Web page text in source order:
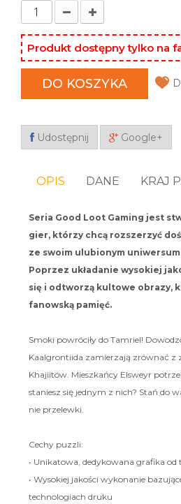
Produkt dostępny tylko na
DO KOSZYKA
Udostępnij Google+
OPIS DANE KRAJ
Seria Good Loot Gaming jest
gier, którzy chcą rozszerzyć
ze swoim ulubionym
Poprzez układanie wysokiej
się i odtworzą kultowe obrazy,
fanowską pamięć.
Smoki powróciły do Tamriel!
Kaalgrontiida zamierzają zrównać z
Khajiitów. Mieszkańcy Elsweyr
staniesz się jednym z nich? Stań do
nie przelewki.
Cechy puzzli:
• Unikatowa, dedykowana grafika
• Wysokiej jakości wykonanie
technologiach druku